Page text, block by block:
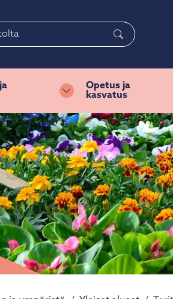
Haku
Vaihda alasvetovalikkoa
Opetus ja
kasvatus